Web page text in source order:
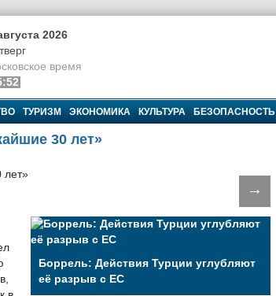
2026
время
ТУРИЗМ ЭКОНОМИКА КУЛЬТУРА БЕЗОПАСНОСТЬ
30 лет»
→
Боррель: Действия Турции углубляют
её разрыв с ЕС